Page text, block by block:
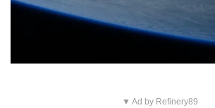
▼ Ad by Refinery89